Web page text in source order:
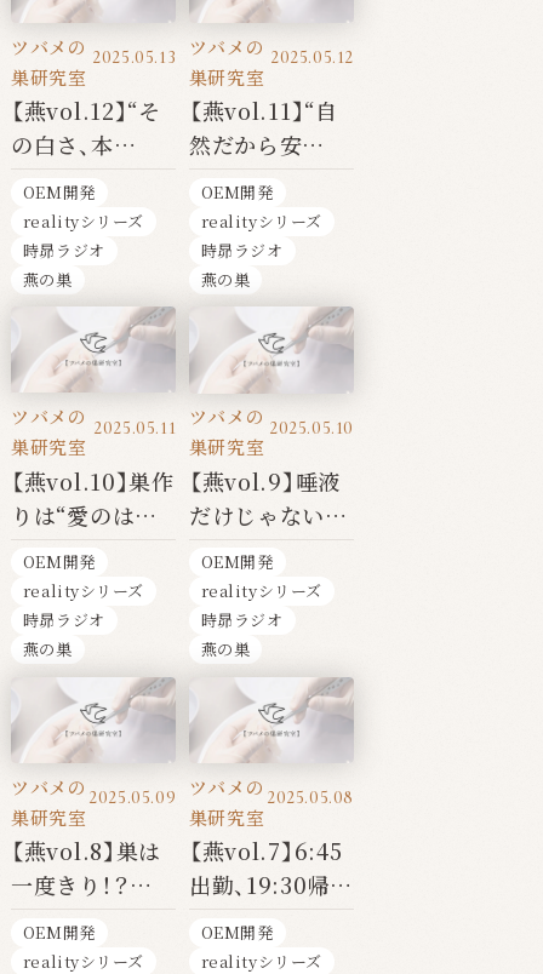
ツバメの
巣研究室
2025.05.13
【燕vol.12】“そ
の白さ、本
物？”──白すぎ
る・赤すぎるツ
バメの巣に潜む
加工と偽装のリ
スク
OEM開発
realityシリーズ
時昴ラジオ
燕の巣
ツバメの
巣研究室
2025.05.12
【燕vol.11】“自
然だから安
全”は幻想？──
洞窟型ツバメの
巣にひそむリス
クと倫理的選択
OEM開発
realityシリーズ
時昴ラジオ
燕の巣
ツバメの
巣研究室
2025.05.11
【燕vol.10】巣作
りは“愛のはじ
まり” ──ツバ
メが教えてくれ
る信頼と覚悟の
カタチ
OEM開発
realityシリーズ
時昴ラジオ
燕の巣
ツバメの
巣研究室
2025.05.10
【燕vol.9】唾液
だけじゃない！？
──ツバメの巣
に宿る“生きた
素材”の秘密
OEM開発
realityシリーズ
時昴ラジオ
燕の巣
ツバメの
巣研究室
2025.05.09
【燕vol.8】巣は
一度きり！？
──アナツバメ
の“潔すぎる”子
OEM開発
realityシリーズ
ツバメの
巣研究室
2025.05.08
【燕vol.7】6:45
出勤、19:30帰
宅！？ ──空を
飛ぶ“六和敬の
OEM開発
realityシリーズ